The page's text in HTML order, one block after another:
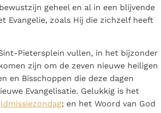
geheel en al in een blijvende
Evangelie, zoals Hij die zichzelf heeft
Pietersplein vullen, in het bijzonder
zijn om de zeven nieuwe heiligen
en Bisschoppen die deze dagen
Evangelisatie. Gelukkig is het
; en het Woord van God